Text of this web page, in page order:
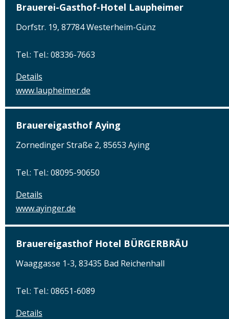
Brauerei-Gasthof-Hotel Laupheimer
Dorfstr. 19, 87784 Westerheim-Günz
Tel.: Tel.: 08336-7663
Details
www.laupheimer.de
Brauereigasthof Aying
Zornedinger Straße 2, 85653 Aying
Tel.: Tel.: 08095-90650
Details
www.ayinger.de
Brauereigasthof Hotel BÜRGERBRÄU
Waaggasse 1-3, 83435 Bad Reichenhall
Tel.: Tel.: 08651-6089
Details